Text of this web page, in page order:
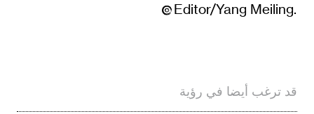
.Editor/Yang Meiling
قد ترغب أيضا في رؤية